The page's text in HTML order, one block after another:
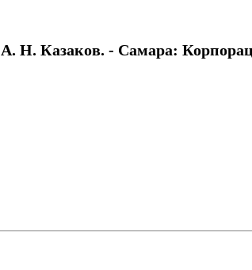
Казаков. - Самара: